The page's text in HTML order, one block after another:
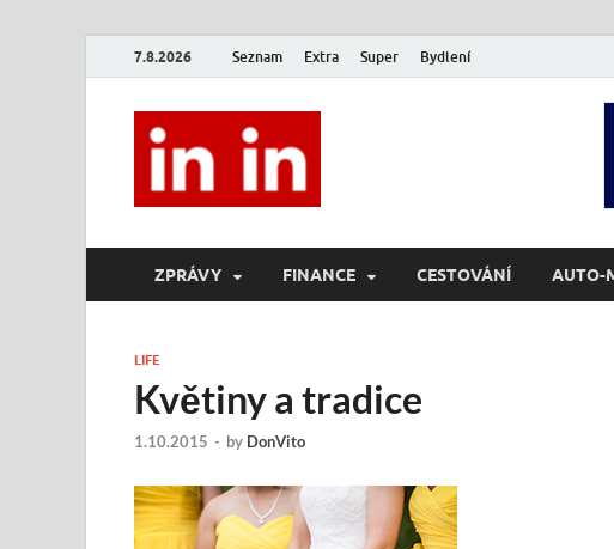
7.8.2026 Seznam Extra Super Bydlení
ZPRÁVY FINANCE CESTOVÁNÍ AUTO-
LIFE
Květiny a tradice
1.10.2015 - by DonVito